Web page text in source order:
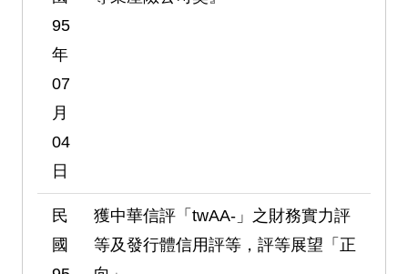
95
年
07
月
04
日
民
國
獲中華信評「twAA-」之財務實力評
等及發行體信用評等，評等展望「正